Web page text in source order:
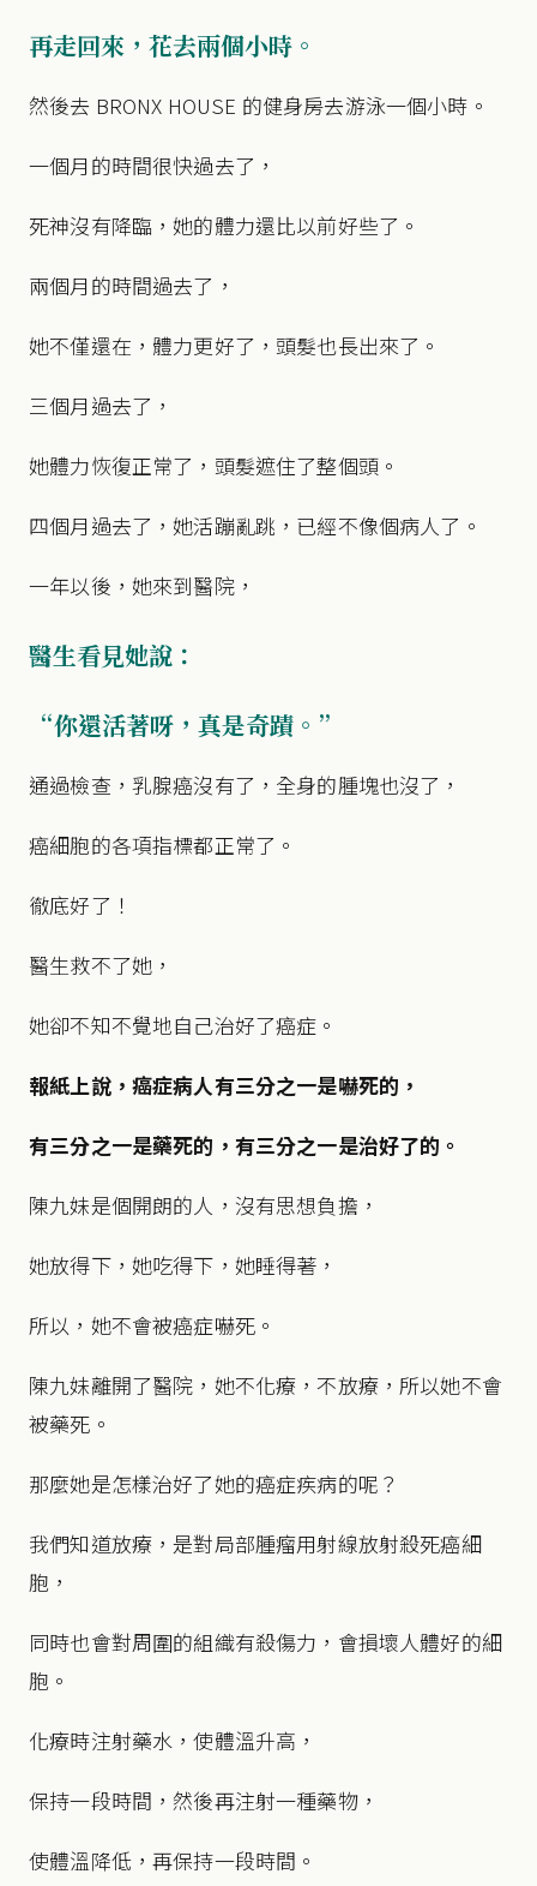
再走回來，花去兩個小時。
然後去 BRONX HOUSE 的健身房去游泳一個小時。
一個月的時間很快過去了，
死神沒有降臨，她的體力還比以前好些了。
兩個月的時間過去了，
她不僅還在，體力更好了，頭髮也長出來了。
三個月過去了，
她體力恢復正常了，頭髮遮住了整個頭。
四個月過去了，她活蹦亂跳，已經不像個病人了。
一年以後，她來到醫院，
醫生看見她說：
“你還活著呀，真是奇蹟。”
通過檢查，乳腺癌沒有了，全身的腫塊也沒了，
癌細胞的各項指標都正常了。
徹底好了！
醫生救不了她，
她卻不知不覺地自己治好了癌症。
報紙上說，癌症病人有三分之一是嚇死的，
有三分之一是藥死的，有三分之一是治好了的。
陳九妹是個開朗的人，沒有思想負擔，
她放得下，她吃得下，她睡得著，
所以，她不會被癌症嚇死。
陳九妹離開了醫院，她不化療，不放療，所以她不會
被藥死。
那麼她是怎樣治好了她的癌症疾病的呢？
我們知道放療，是對局部腫瘤用射線放射殺死癌細
胞，
同時也會對周圍的組織有殺傷力，會損壞人體好的細
胞。
化療時注射藥水，使體溫升高，
保持一段時間，然後再注射一種藥物，
使體溫降低，再保持一段時間。